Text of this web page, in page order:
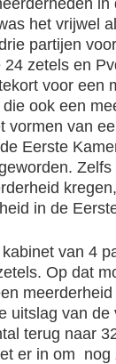
in
het vrijwel
partijen
zetels en
voor een
ook een
vormen van
Eerste
in de
van 4
Op dat
uitslag van de
terug naar
er in om nog